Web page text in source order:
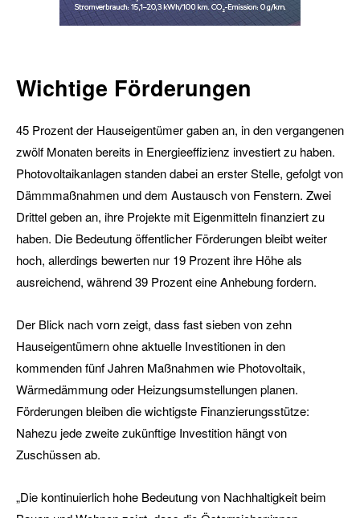
Wichtige Förderungen
45 Prozent der Hauseigentümer gaben an, in den vergangenen
zwölf Monaten bereits in Energieeffizienz investiert zu haben.
Photovoltaikanlagen standen dabei an erster Stelle, gefolgt von
Dämmmaßnahmen und dem Austausch von Fenstern. Zwei
Drittel geben an, ihre Projekte mit Eigenmitteln finanziert zu
haben. Die Bedeutung öffentlicher Förderungen bleibt weiter
hoch, allerdings bewerten nur 19 Prozent ihre Höhe als
ausreichend, während 39 Prozent eine Anhebung fordern.
Der Blick nach vorn zeigt, dass fast sieben von zehn
Hauseigentümern ohne aktuelle Investitionen in den
kommenden fünf Jahren Maßnahmen wie Photovoltaik,
Wärmedämmung oder Heizungsumstellungen planen.
Förderungen bleiben die wichtigste Finanzierungsstütze:
Nahezu jede zweite zukünftige Investition hängt von
Zuschüssen ab.
„Die kontinuierlich hohe Bedeutung von Nachhaltigkeit beim